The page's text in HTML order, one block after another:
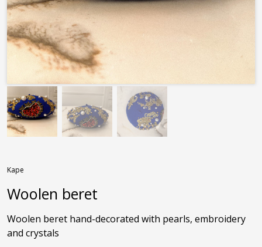
Kontakt
Kape
Woolen beret
Woolen beret hand-decorated with pearls, embroidery
and crystals